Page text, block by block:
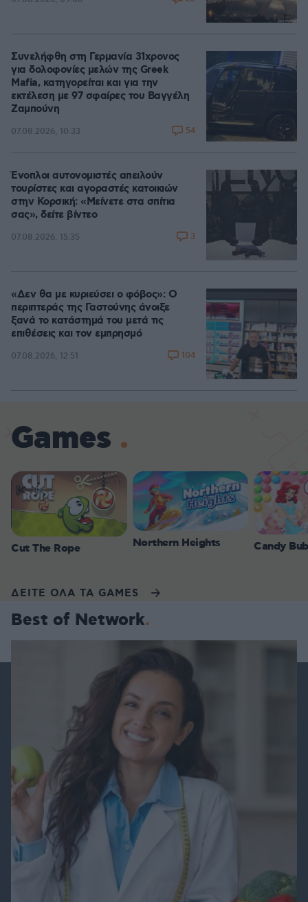
Συνελήφθη στη Γερμανία 31χρονος
για δολοφονίες μελών της Greek
Mafia, κατηγορείται και για την
εκτέλεση με 97 σφαίρες του Βαγγέλη
Ζαμπούνη
07.08.2026, 10:33 54
Ένοπλοι αυτονομιστές απειλούν
τουρίστες και αγοραστές κατοικιών
στην Κορσική: «Μείνετε στα σπίτια
σας», δείτε βίντεο
07.08.2026, 15:35 3
«Δεν θα με κυριεύσει ο φόβος»: Ο
περιπτεράς της Γαστούνης άνοιξε
ξανά το κατάστημά του μετά τις
επιθέσεις και τον εμπρησμό
07.08.2026, 12:51 104
Games
Cut The Rope Northern Heights Candy
ΔΕΙΤΕ ΟΛΑ ΤΑ GAMES
Best of Network